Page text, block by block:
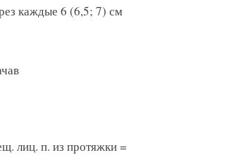
каждые 6 (6,5; 7) см
лиц. п. из протяжки =